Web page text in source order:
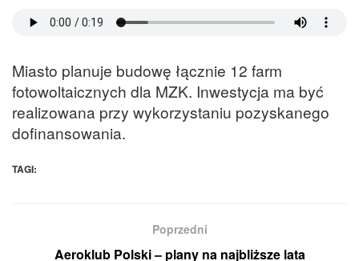
Miasto planuje budowę łącznie 12 farm
fotowoltaicznych dla MZK. Inwestycja ma być
realizowana przy wykorzystaniu pozyskanego
dofinansowania.
TAGI:
Poprzedni
Aeroklub Polski – plany na najbliższe lata